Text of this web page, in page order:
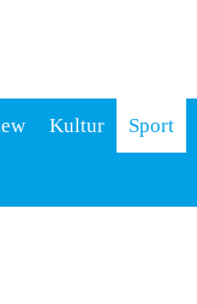
Kultur Sport